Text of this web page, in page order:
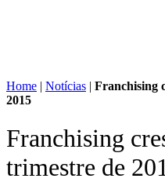
Home | Notícias | Franchising
2015
Franchising
trimestre de